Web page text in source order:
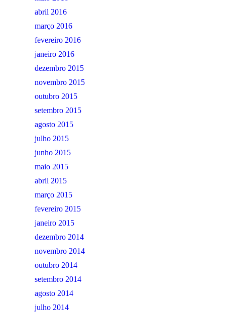
abril 2016
março 2016
fevereiro 2016
janeiro 2016
dezembro 2015
novembro 2015
outubro 2015
setembro 2015
agosto 2015
julho 2015
junho 2015
maio 2015
abril 2015
março 2015
fevereiro 2015
janeiro 2015
dezembro 2014
novembro 2014
outubro 2014
setembro 2014
agosto 2014
julho 2014